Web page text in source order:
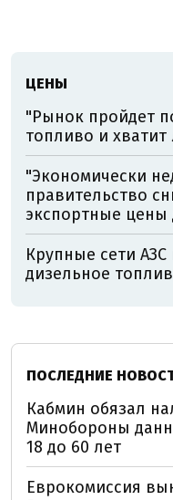
ЦЕНЫ
"Рынок пройдет
топливо и хватит
"Экономически
правительство
экспортные цены
Крупные сети
дизельное
ПОСЛЕДНИЕ
Кабмин обязал
Минобороны
18 до 60 лет
Еврокомиссия